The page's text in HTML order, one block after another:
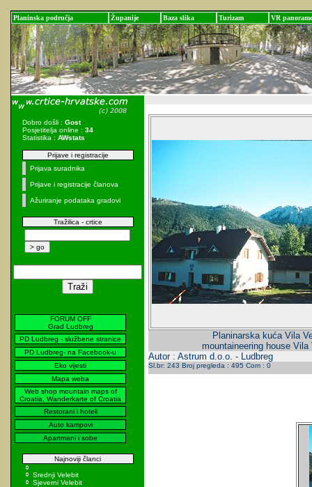
Planinska područja Županije Baza slika Turizam VR panorame
Dobro došli : Gost
Posjetitelja online : 34
Statistika : AWstats
Prijave i registracije
Prijava suradnika
Prijave i registracije članova
Ažuriranje podataka gradovi
Tražilica - crtice
FORUM OFF
Grad Ludbreg
PD Ludbreg - službene stranice
PD Ludbreg- na Facebook-u
Eko vijesti
Mapa weba
Web shop mountain maps of
Croatia, Wanderkarte of Croatia
Restorani i hoteli
Auto kampovi
Apartmani i sobe
Najnoviji članci
Srednji Velebit
Sjeverni Velebit
Planinarska kuća Vila
mountaineering house Vila
Autor : Astrum d.o.o. - Ludbreg
Sl.br: 243 Broj pregleda : 495 Com : 0